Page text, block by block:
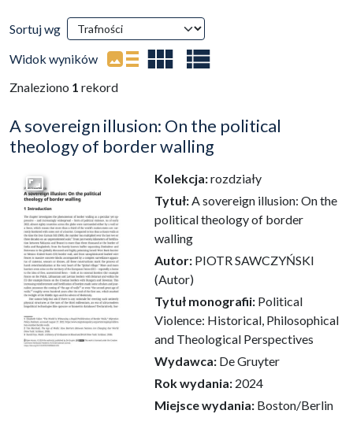
Wyniki wyszukiwania
Sortuj wg
(automatyczne przeładowanie treści)
Widok wyników
Znaleziono 1 rekord
A sovereign illusion: On the political
theology of border walling
Przejdź do zbioru
Kolekcja:rozdziały
Tytuł:A sovereign illusion: On the
political theology of border
walling
Autor: PIOTR SAWCZYŃSKI
(Autor)
Tytuł monografii: Political
Violence: Historical, Philosophical
and Theological Perspectives
Wydawca: De Gruyter
Rok wydania: 2024
Miejsce wydania: Boston/Berlin